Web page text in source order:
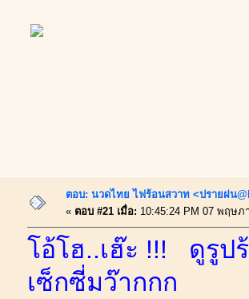
ตอบ: นวดไทย ไฟร้อนสวาท <ปรายฝน
« ตอบ #21 เมื่อ: 10:45:24 PM 07 พฤษภ
โอ้โฮ..เฮ๊ะ !!! ดูรูป
เซ็กซี่มว๊ากกก